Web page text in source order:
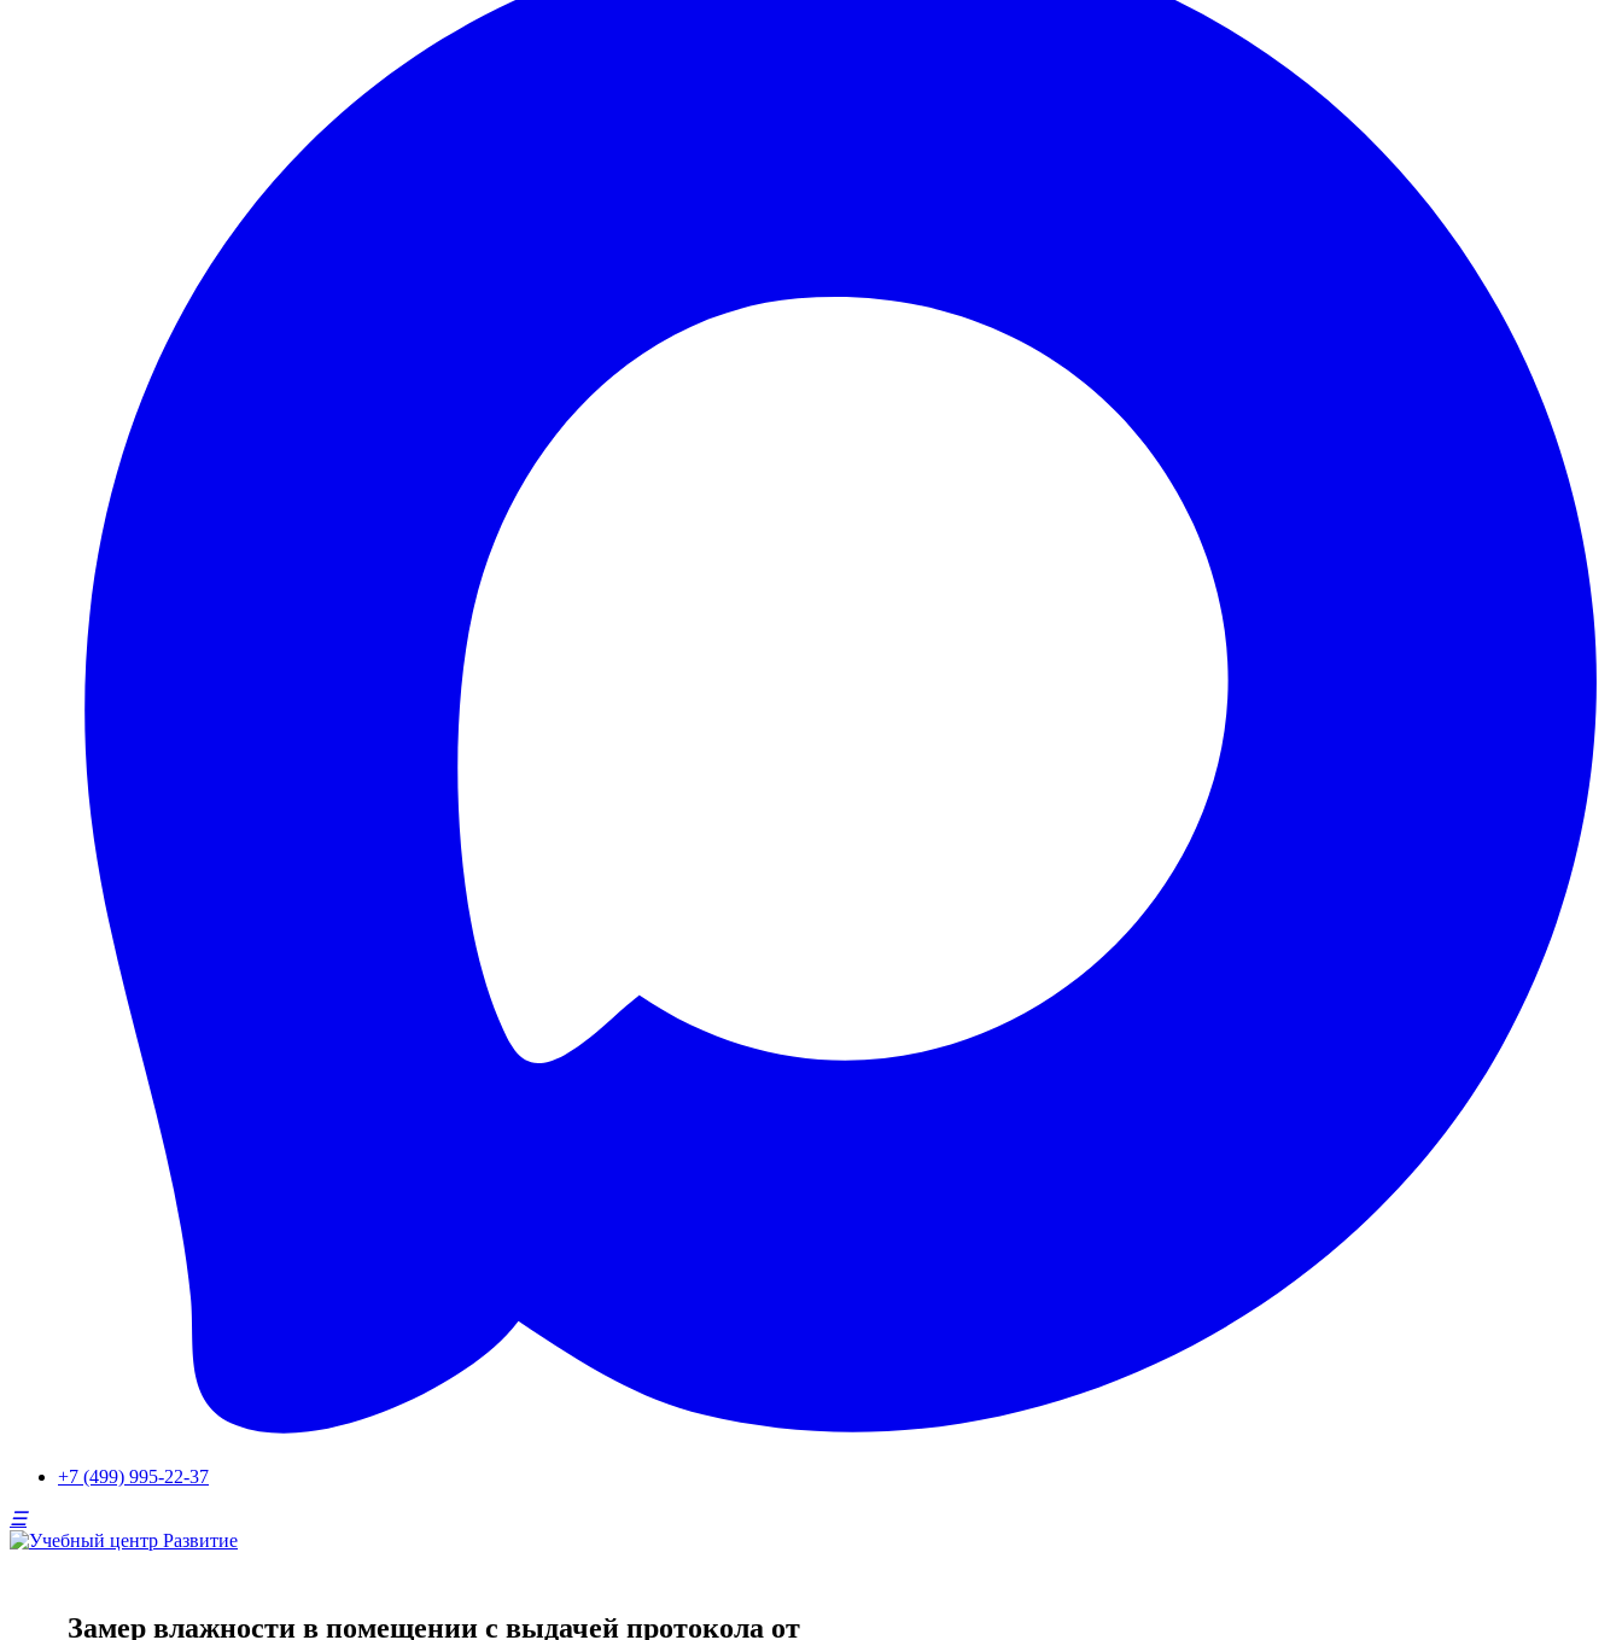
+7 (499) 995-22-37
Замер влажности в помещении с выдачей протокола от